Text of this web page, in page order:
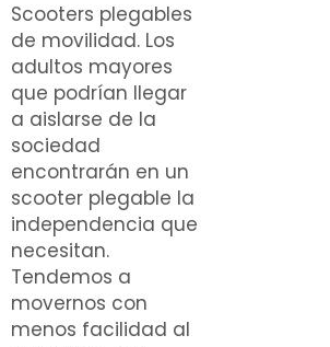
Scooters plegables
de movilidad. Los
adultos mayores
que podrían llegar
a aislarse de la
sociedad
encontrarán en un
scooter plegable la
independencia que
necesitan.
Tendemos a
movernos con
menos facilidad al